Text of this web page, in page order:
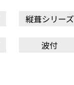
縦葺シリーズ
波付